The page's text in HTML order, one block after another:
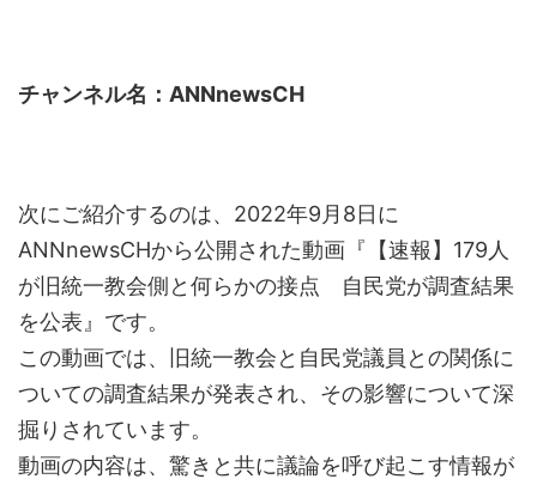
チャンネル名：ANNnewsCH
次にご紹介するのは、2022年9月8日に
ANNnewsCHから公開された動画『【速報】179人
が旧統一教会側と何らかの接点 自民党が調査結果
を公表』です。
この動画では、旧統一教会と自民党議員との関係に
ついての調査結果が発表され、その影響について深
掘りされています。
動画の内容は、驚きと共に議論を呼び起こす情報が